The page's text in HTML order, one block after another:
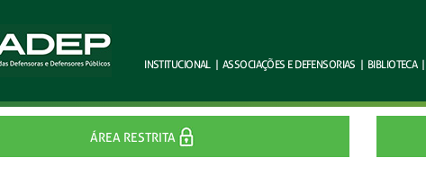
INSTITUCIONAL | ASSOCIAÇÕES EDEFENSORIAS | BIBLIOTECA |
ÁREA RESTRITA